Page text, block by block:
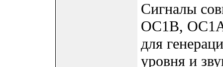
Сигналы
OC1B,
для
уровня и